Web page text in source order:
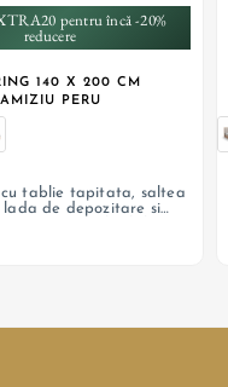
pentru încă -20%
reducere
140 X 200 CM
PERU
+ 1
cu tablie tapitata, saltea
lada de depozitare si